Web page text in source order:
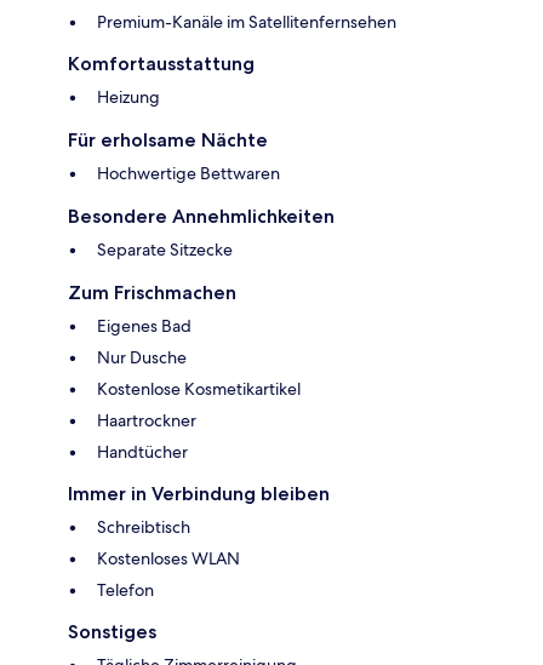
Premium-Kanäle im Satellitenfernsehen
Komfortausstattung
Heizung
Für erholsame Nächte
Hochwertige Bettwaren
Besondere Annehmlichkeiten
Separate Sitzecke
Zum Frischmachen
Eigenes Bad
Nur Dusche
Kostenlose Kosmetikartikel
Haartrockner
Handtücher
Immer in Verbindung bleiben
Schreibtisch
Kostenloses WLAN
Telefon
Sonstiges